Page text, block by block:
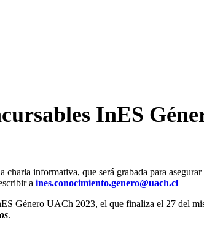
InES
informativa, que será grabada para
a ines.conocimiento.genero@uach.cl
Género UACh 2023, el que finaliza el 27 del
.